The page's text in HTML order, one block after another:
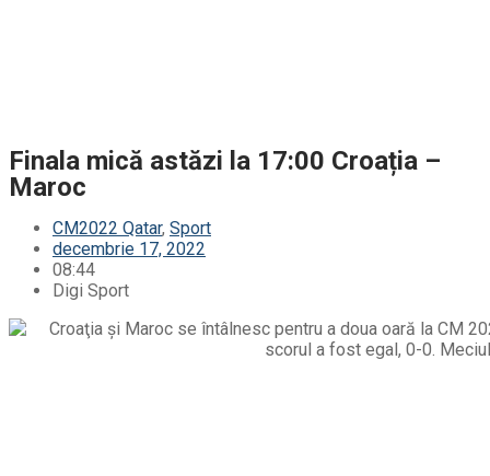
Finala mică astăzi la 17:00 Croația –
Maroc
CM2022 Qatar, Sport
decembrie 17, 2022
08:44
Digi Sport